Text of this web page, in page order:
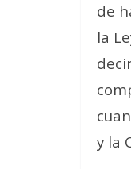
de
la
y la